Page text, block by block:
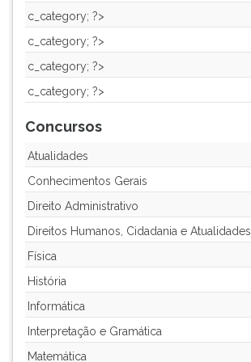
depois
pausar
leitura
pressione
(primeira
tecla
esquerda
para
continuar
pressione
c_category; ?>
c_category; ?>
c_category; ?>
c_category; ?>
Concursos
Atualidades
Conhecimentos Gerais
Direito Administrativo
Direitos Humanos, Cidadania e Atualidades
Física
História
Informática
Interpretação e Gramática
Matemática